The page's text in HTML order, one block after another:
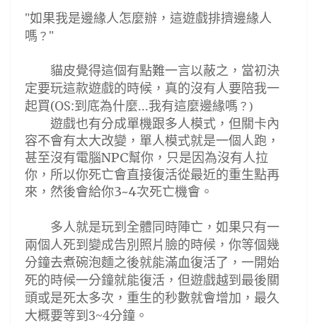
"如果我是邊緣人怎麼辦，這遊戲排擠邊緣人
嗎 ？ "
貓皮覺得這個有點難一言以蔽之，當初決
定要玩這款遊戲的時候，真的沒有人要陪我一
起買(OS:到底為什麼...我有這麼邊緣嗎 ？)
遊戲也有分成單機跟多人模式 ，但關卡內
容不會有太大改變，單人模式就是一個人跑，
甚至沒有電腦NPC幫你，只是因為沒有人拉
你，所以你死亡會直接復活從最近的重生點再
來，然後會給你3~4次死亡機會。
多人就是玩到全體同時陣亡，如果只有一
兩個人死到變成告別照片臉的時候，你等個幾
分鐘去煮碗泡麵之後就能滿血復活了，一開始
死的時候一分鐘就能復活，但遊戲越到最後關
頭或是死太多次，重生的秒數就會增加，最久
大概要等到3~4分鐘。